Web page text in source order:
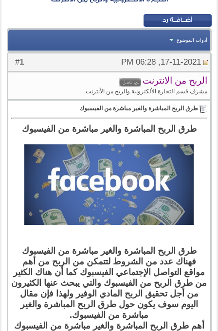
أدوات الموضوع
#
1 17-11-2021, 06:28 PM
الربح من الانترنت
مشرف قسم التجارة الألكترونية والربح من الأنترنت
طرق الربح المباشرة والغير مباشرة من الفيسبوك
طرق الربح المباشرة والغير مباشرة من الفيسبوك
طرق الربح المباشرة والغير مباشرة من الفيسبوك
فهناك عدد من الشروط لتتمكن من الربح من أهم
مواقع التواصل الإجتماعي الفيسبوك كما أن هناك الكثير
من طرق الربح من الفيسبوك والتي يبحث عنها الكثيرون
من أجل تحقيق الربح المادي الوفير ولهذا فإن مقال
اليوم سوف يكون حول طرق الربح المباشرة والغير
مباشرة من الفيسبوك.
أهم طرق الربح المباشرة والغير مباشرة من الفيسبوك